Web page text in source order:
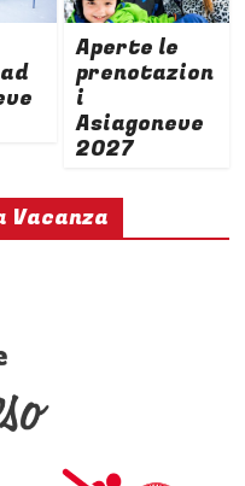
Aperte le
prenotazion
i
Asiagoneve
2027
Vacanza